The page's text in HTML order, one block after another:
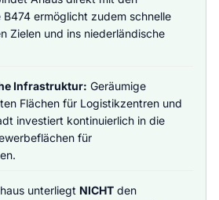
B474 ermöglicht zudem schnelle
Zielen und ins niederländische
Infrastruktur: Geräumige
Flächen für Logistikzentren und
investiert kontinuierlich in die
für
unterliegt NICHTden